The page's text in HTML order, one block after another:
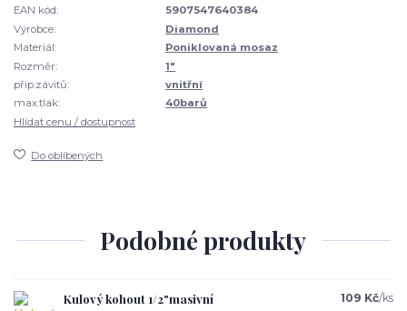
EAN kód:
5907547640384
Výrobce:
Diamond
Materiál:
Poniklovaná mosaz
Rozměr:
1"
přip.závitů:
vnitřní
max.tlak:
40barů
Hlídat cenu / dostupnost
Do oblíbených
Podobné produkty
Kulový kohout 1/2"masivní 109 Kč/ks